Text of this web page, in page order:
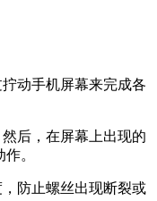
动手机屏幕来完成各
后，在屏幕上出现的
。
防止螺丝出现断裂或